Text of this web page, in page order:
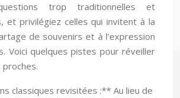
trop traditionnelles et
et privilégiez celles qui invitent à la
de souvenirs et à l’expression
Voici quelques pistes pour réveiller
classiques revisitées :** Au lieu de